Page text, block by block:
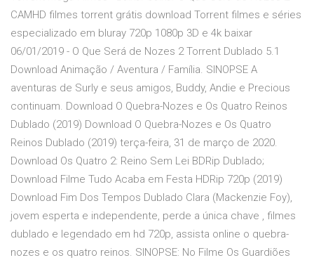
CAMHD filmes torrent grátis download Torrent filmes e séries
especializado em bluray 720p 1080p 3D e 4k baixar
06/01/2019 - O Que Será de Nozes 2 Torrent Dublado 5.1
Download Animação / Aventura / Família. SINOPSE A
aventuras de Surly e seus amigos, Buddy, Andie e Precious
continuam. Download O Quebra-Nozes e Os Quatro Reinos
Dublado (2019) Download O Quebra-Nozes e Os Quatro
Reinos Dublado (2019) terça-feira, 31 de março de 2020.
Download Os Quatro 2: Reino Sem Lei BDRip Dublado;
Download Filme Tudo Acaba em Festa HDRip 720p (2019)
Download Fim Dos Tempos Dublado Clara (Mackenzie Foy),
jovem esperta e independente, perde a única chave , filmes
dublado e legendado em hd 720p, assista online o quebra-
nozes e os quatro reinos. SINOPSE: No Filme Os Guardiões